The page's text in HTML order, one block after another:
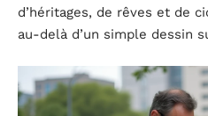
d’héritages, de rêves et de
au-delà d’un simple dessin